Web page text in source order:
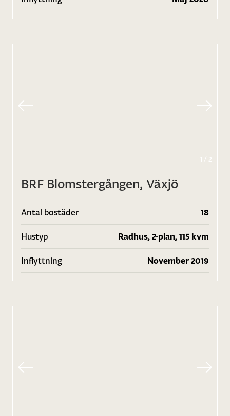
1 / 2
BRF Blomstergången, Växjö
Antal bostäder 18
Hustyp Radhus, 2-plan, 115 kvm
Inflyttning November 2019